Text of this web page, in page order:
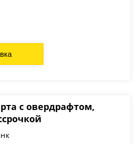
с овердрафтом,